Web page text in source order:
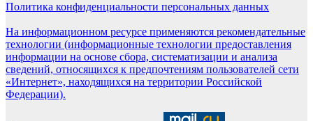
Политика конфиденциальности персональных данных
На информационном ресурсе применяются рекомендательные
технологии (информационные технологии предоставления
информации на основе сбора, систематизации и анализа
сведений, относящихся к предпочтениям пользователей сети
«Интернет», находящихся на территории Российской
Федерации).